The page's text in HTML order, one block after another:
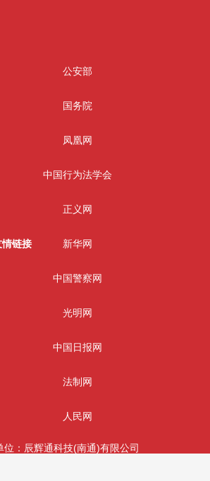
情链接
公安部
国务院
凤凰网
中国行为法学会
正义网
新华网
中国警察网
光明网
中国日报网
法制网
人民网
：辰辉通科技(南通)有限公司